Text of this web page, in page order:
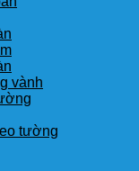
vành
tường